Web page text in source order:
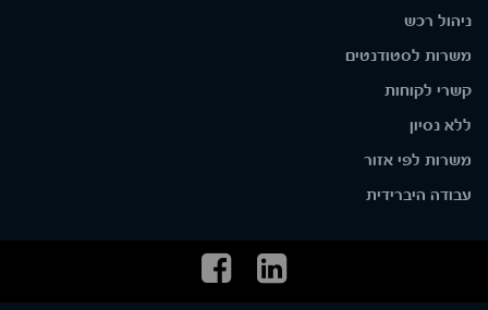
ניהול רכש
משרות לסטודנטים
קשרי לקוחות
ללא נסיון
משרות לפי אזור
עבודה היברידית